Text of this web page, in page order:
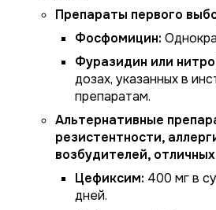
Препараты первого
Фосфомицин:
Фуразидин или
дозах, указанных в
препаратам.
Альтернативные
резистентности,
возбудителей,
Цефиксим: 400 мг в
дней.